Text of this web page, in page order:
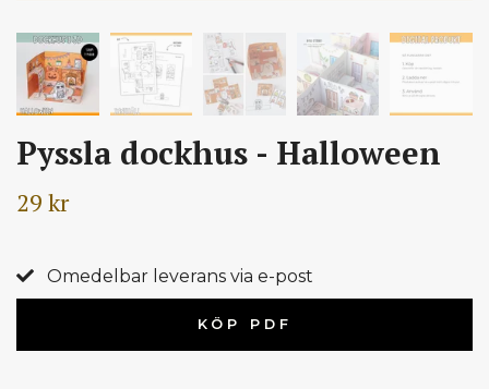
Pyssla dockhus - Halloween
29 kr
Omedelbar leverans via e-post
KÖP PDF